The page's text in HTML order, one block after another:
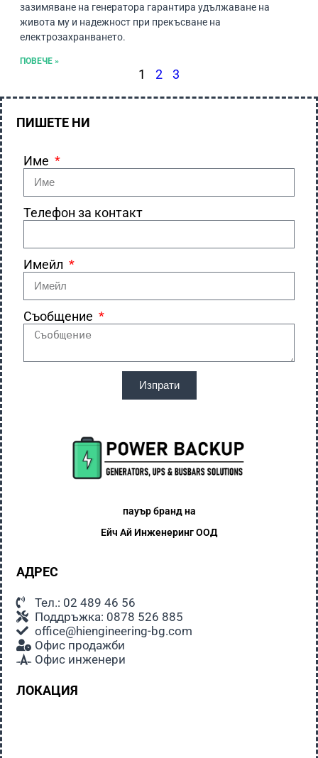
зазимяване на генератора гарантира удължаване на
живота му и надежност при прекъсване на
електрозахранването.
ПОВЕЧЕ »
1 2 3
ПИШЕТЕ НИ
Име
Телефон за контакт
Имейл
Съобщение
Изпрати
пауър бранд на
Ейч АйИнженеринг ООД
АДРЕС
Тел.: 02 489 46 56
Поддръжка: 0878 526 885
office@hiengineering-bg.com
Офис продажби
Офис инженери
ЛОКАЦИЯ